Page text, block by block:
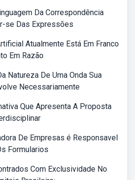
Da Correspondência
se Das Expressões
Atualmente Está Em Franco
Em Razão
Natureza De Uma Onda Sua
Necessariamente
Que Apresenta A Proposta
De Empresas é Responsavel
Formularios
Com Exclusividade No